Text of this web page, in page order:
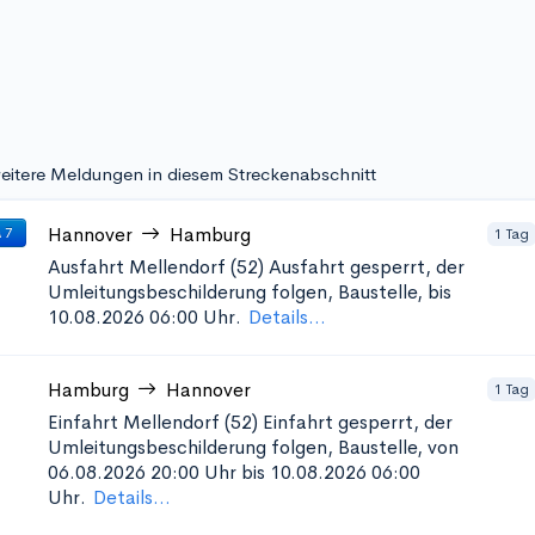
Meldungen in diesem Streckenabschnitt
7 Hannover Hamburg 1 Tag
Ausfahrt Mellendorf (52) Ausfahrt gesperrt, der
Umleitungsbeschilderung folgen, Baustelle, bis
10.08.2026 06:00 Uhr. Details...
Hamburg Hannover 1 Tag
Einfahrt Mellendorf (52) Einfahrt gesperrt, der
Umleitungsbeschilderung folgen, Baustelle, von
06.08.2026 20:00 Uhr bis 10.08.2026 06:00
Uhr. Details...